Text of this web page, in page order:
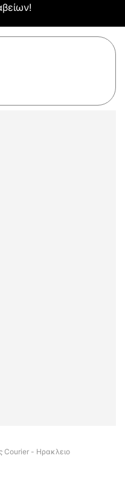
Courier - Ηρακλειο